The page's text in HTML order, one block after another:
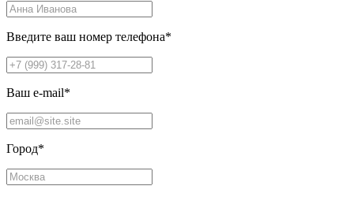
Введите ваш номер телефона*
Ваш e-mail*
Город*